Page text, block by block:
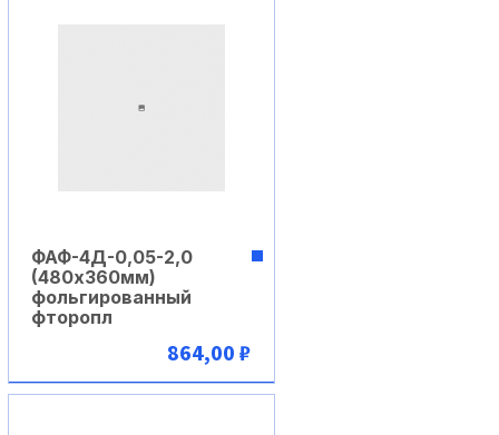
В корзину
ФАФ-4Д-0,05-2,0
(480х360мм)
фольгированный
фторопл
864,00 ₽